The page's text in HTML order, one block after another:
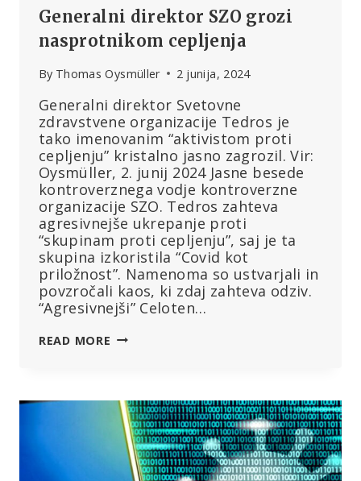
Generalni direktor SZO grozi
nasprotnikom cepljenja
By Thomas Oysmüller 2 junija, 2024
Generalni direktor Svetovne
zdravstvene organizacije Tedros je
tako imenovanim “aktivistom proti
cepljenju” kristalno jasno zagrozil. Vir:
Oysmüller, 2. junij 2024 Jasne besede
kontroverznega vodje kontroverzne
organizacije SZO. Tedros zahteva
agresivnejše ukrepanje proti
“skupinam proti cepljenju”, saj je ta
skupina izkoristila “Covid kot
priložnost”. Namenoma so ustvarjali in
povzročali kaos, ki zdaj zahteva odziv.
“Agresivnejši” Celoten…
READ MORE GENERALNI
NASPROTNIKOM
CEPLJENJA